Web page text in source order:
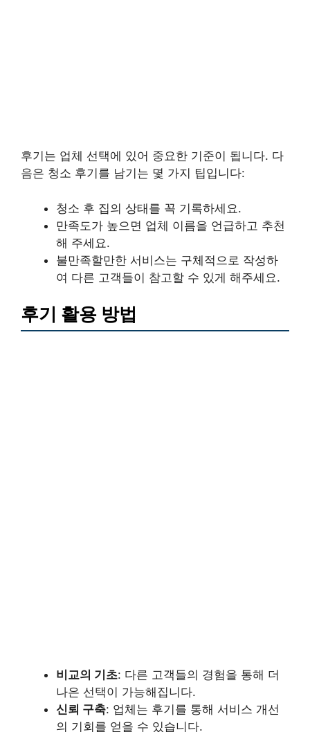
후기는 업체 선택에 있어 중요한 기준이 됩니다. 다
음은 청소 후기를 남기는 몇 가지 팁입니다:
청소 후 집의 상태를 꼭 기록하세요.
만족도가 높으면 업체 이름을 언급하고 추천
해 주세요.
불만족할만한 서비스는 구체적으로 작성하
여 다른 고객들이 참고할 수 있게 해주세요.
후기 활용 방법
비교의 기초: 다른 고객들의 경험을 통해 더
나은 선택이 가능해집니다.
신뢰 구축: 업체는 후기를 통해 서비스 개선
의 기회를 얻을 수 있습니다.